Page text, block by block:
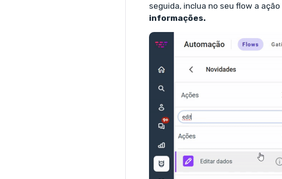
seguida, inclua no seu flow a ação
informações.